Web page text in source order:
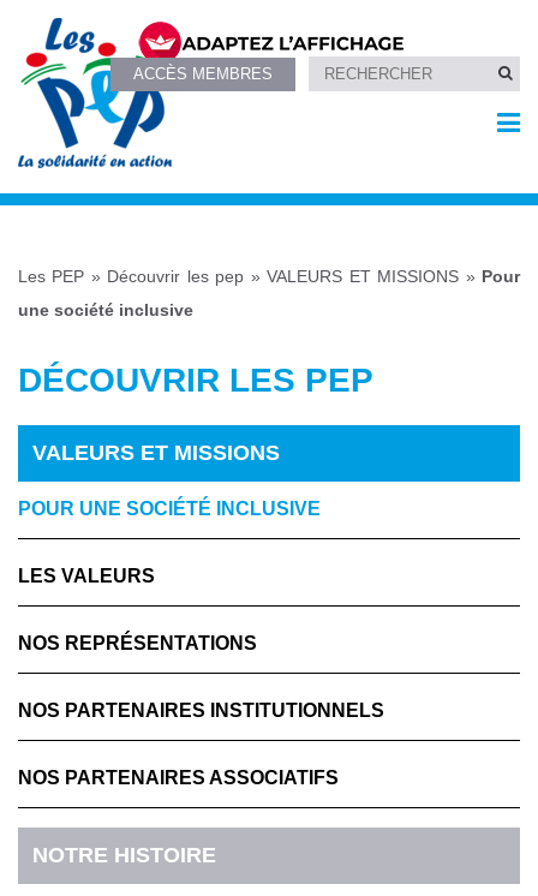
ACCÈS MEMBRES
Les PEP » Découvrir les pep »VALEURS ET MISSIONS » Pour
une société inclusive
DÉCOUVRIR LES PEP
VALEURS ET MISSIONS
POUR UNE SOCIÉTÉ INCLUSIVE
LES VALEURS
NOS REPRÉSENTATIONS
NOS PARTENAIRES INSTITUTIONNELS
NOS PARTENAIRES ASSOCIATIFS
NOTRE HISTOIRE